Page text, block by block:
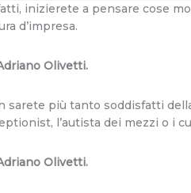
inizierete a pensare cose
d’impresa.
Olivetti.
sarete più tanto soddisfatti
l’autista dei mezzi o i
Olivetti.